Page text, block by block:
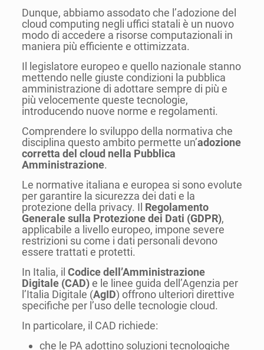
Dunque, abbiamo assodato che l’adozione del
cloud computing negli uffici statali è un nuovo
modo di accedere a risorse computazionali in
maniera più efficiente e ottimizzata.
Il legislatore europeo e quello nazionale stanno
mettendo nelle giuste condizioni la pubblica
amministrazione di adottare sempre di più e
più velocemente queste tecnologie,
introducendo nuove norme e regolamenti.
Comprendere lo sviluppo della normativa che
disciplina questo ambito permette un’adozione
corretta del cloud nella Pubblica
Amministrazione.
Le normative italiana e europea si sono evolute
per garantire la sicurezza dei dati e la
protezione della privacy. Il Regolamento
Generale sulla Protezione dei Dati (GDPR),
applicabile a livello europeo, impone severe
restrizioni su come i dati personali devono
essere trattati e protetti.
In Italia, il Codice dell’Amministrazione
Digitale (CAD)e le linee guida dell’Agenzia per
l’Italia Digitale (AgID) offrono ulteriori direttive
specifiche per l’uso delle tecnologie cloud.
In particolare, il CAD richiede:
che le PA adottino soluzioni tecnologiche